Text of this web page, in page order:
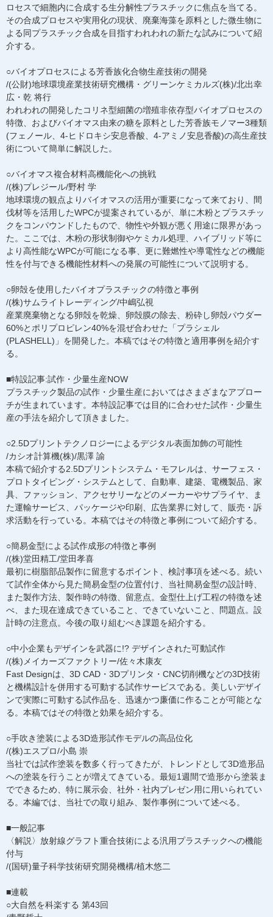
ロセスで細胞内に合成する生分解性プラスチックに焦点を当てる。
その合成プロセスや実用化の現状、廃棄海藻を原料とした微生物に
よる同プラスチック合成を目指すわれわれの新たな試みについて紹
介する。
○バイオプロセスによる芳香族化合物生産技術の開発
/(公財)地球環境産業技術研究機構・グリーンケミカルズ(株)/北出幸
広・乾 将行
われわれの開発したコリネ型細菌の増殖非依存型バイオプロセスの
特徴、およびバイオマス由来の糖を原料とした芳香族モノマー3種類
(フェノール、4-ヒドロキシ安息香酸、4-アミノ安息香酸)の高生産技
術について簡単に解説した。
○バイオマス複合材料高機能化への挑戦
/(株)プレジール/野村 学
地球環境の観点よりバイオマスの活用が重要になって来ており、間
伐材等を活用したWPCが提案されているが、単に木粉とプラスチッ
クをコンパウンドしたもので、物性や外観が悪く用途に限界があっ
た。ここでは、木粉の形状制御やケミカル処理、ハイブリッド等に
より高性能なWPCが可能になる事、更に難燃性や導電性などの機能
性を付与できる機能性材料への発展の可能性について説明する。
○卵殻を使用したバイオプラスチックの特徴と事例
/(株)サムライトレーディング/中嶋弘視
産業廃棄物となる卵殻を乾燥、卵殻膜の除去、粉砕し卵殻パウダー
60%とポリプロピレン40%を混ぜ合わせた「プラシェル
(PLASHELL)」を開発した。本稿ではその特徴と適用事例を紹介す
る。
■特設記事:試作・少量生産NOW
プラスチック製品の試作・少量生産においてはさまざまなアプロー
チが生まれています。本特設記事では目的に合わせた試作・少量生
産の手法を紹介して頂きました。
○2.5Dプリントテクノロジーによるデジタル表面加飾の可能性
/カシオ計算機(株)/黒澤 諭
本稿で紹介する2.5Dプリントシステム・モフレルは、サーフェス・
プロトタイピング・システムとして、自動車、建築、電機製品、家
具、ファッション、アクセサリーなどのメーカーやサプライヤ、ま
た運輸サービス、パッケージや印刷、広告業界に対して、販売・訴
求活動を行っている。本稿ではその特徴と事例について紹介する。
○簡易金型による試作成形の特徴と事例
/(株)堂田精工/堂田孝喜
最初に樹脂部品製作に留意するポイント、検討事項を述べる。続い
て試作全体から見た簡易金型の位置付け、当社簡易金型の設計時、
また製作方法、製作時の特徴、留意点。金型仕上げ工程の特徴を述
べ、また現在達成できていること、できていないこと、問題点。設
計時の注意点。今後の取り組むべき課題を紹介する。
○中小企業もデザインを武器に!? デザインされた可動試作
/(株)メイカーズファクトリー/佐々木康友
Fast Designは、3D CAD・3Dプリンタ・CNC切削機などの3D技術
と機構設計を併用する可動する試作サービスである。美しいデザイ
ンで実際に可動する試作品を、迅速かつ廉価に作ることが可能とな
る。本稿ではその特徴と効果を紹介する。
○手吹き塗装による3D造形試作モデルの高品位化
/(株)エスプロ/小島 崇
当社では試作塗装を数多く行ってきたが、トレンドとして3D造形品
への塗装を行うことが増えてきている。最短1週間で造形から塗装ま
でできるため、特に展示会、社外・社内プレゼン用に用いられてい
る。本編では、当社での取り組み、製作事例について述べる。
■一般記事
〈解説〉放射線グラフト重合技術による汎用プラスチックへの機能
付与
/(国研)量子科学技術研究開発機構/植木悠二
■連載
○大自然を科楽する 第43回